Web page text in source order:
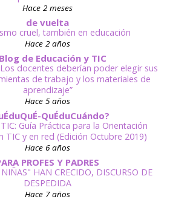
Hace 2 meses
de vuelta
cruel, también en educación
Hace 2 años
de Educación y TIC
docentes deberían poder elegir sus
de trabajo y los materiales de
aprendizaje”
Hace 5 años
QuÉduCuándo?
Guía Práctica para la Orientación
TIC y en red (Edición Octubre 2019)
Hace 6 años
PROFES Y PADRES
HAN CRECIDO, DISCURSO DE
DESPEDIDA
Hace 7 años